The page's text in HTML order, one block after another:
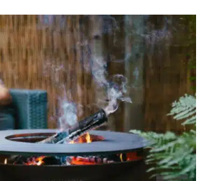
bis
480,00 €
IN DEN WARENKORB
/